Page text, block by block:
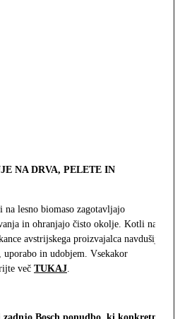
NA DRVA, PELETE IN
na lesno biomaso zagotavljajo
in ohranjajo čisto okolje. Kotli na
avstrijskega proizvajalca navdušijo
in udobjem. Vsekakor
več TUKAJ.